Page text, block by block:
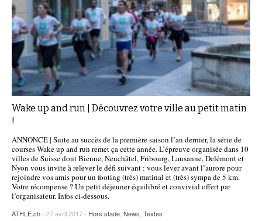
Wake up and run | Découvrez votre ville au petit matin
!
ANNONCE | Suite au succès de la première saison l’an dernier, la série de
courses Wake up and run remet ça cette année. L’épreuve organisée dans 10
villes de Suisse dont Bienne, Neuchâtel, Fribourg, Lausanne, Delémont et
Nyon vous invite à relever le défi suivant : vous lever avant l’aurore pour
rejoindre vos amis pour un footing (très) matinal et (très) sympa de 5 km.
Votre récompense ? Un petit déjeuner équilibré et convivial offert par
l’organisateur. Infos ci-dessous.
ATHLE.ch- 27 avril 2017 - Hors stade News Textes